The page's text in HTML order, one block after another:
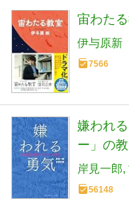
宙わた
伊与原新
7566
嫌われ
ー」の教
岸見一郎
56148